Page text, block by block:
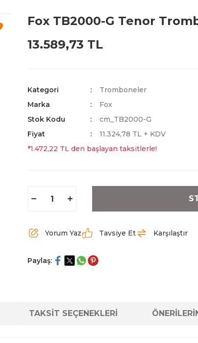
Fox TB2000-G Tenor
13.589,73 TL
Kategori
Tromboneler
Marka
Fox
Stok Kodu
cm_TB2000-G
Fiyat
11.324,78 TL + KDV
*1.472,22 TL den başlayan taksitlerle!
Yorum Yaz Tavsiye Et Karşılaştır
Paylaş:
TAKSİT SEÇENEKLERİ